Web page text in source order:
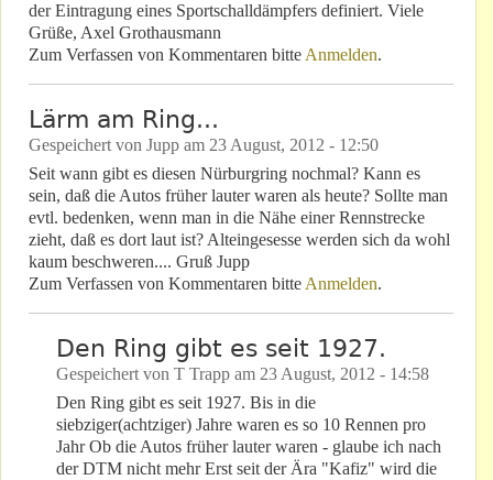
der Eintragung eines Sportschalldämpfers definiert. Viele
Grüße, Axel Grothausmann
Zum Verfassen von Kommentaren bitte Anmelden.
Lärm am Ring...
Gespeichert von Jupp am 23 August, 2012 - 12:50
Seit wann gibt es diesen Nürburgring nochmal? Kann es
sein, daß die Autos früher lauter waren als heute? Sollte man
evtl. bedenken, wenn man in die Nähe einer Rennstrecke
zieht, daß es dort laut ist? Alteingesesse werden sich da wohl
kaum beschweren.... Gruß Jupp
Zum Verfassen von Kommentaren bitte Anmelden.
Den Ring gibt es seit 1927.
Gespeichert von T Trapp am 23 August, 2012 - 14:58
Den Ring gibt es seit 1927. Bis in die
siebziger(achtziger) Jahre waren es so 10 Rennen pro
Jahr Ob die Autos früher lauter waren - glaube ich nach
der DTM nicht mehr Erst seit der Ära "Kafiz" wird die